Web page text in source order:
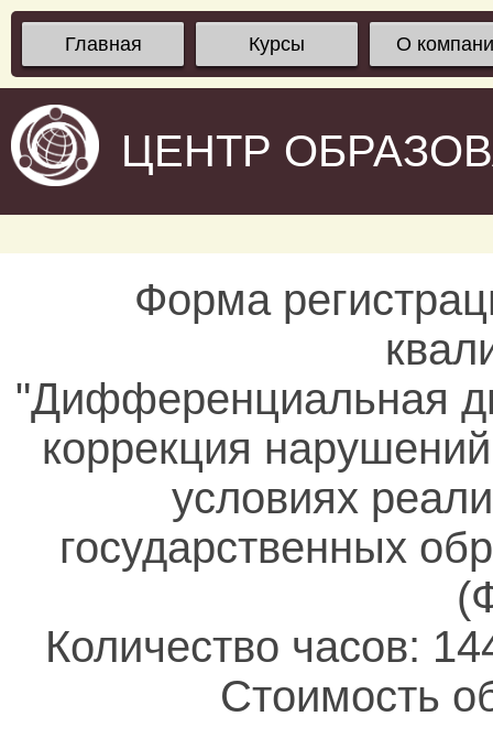
Главная Курсы О
ЦЕНТР
Форма
"Дифференциальная
коррекция
условиях
государственных
Количество часов:
Стоимость